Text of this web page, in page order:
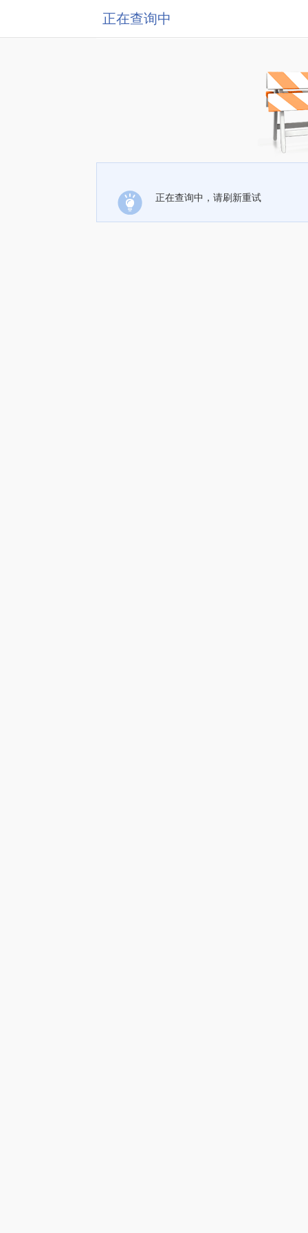
正在查询中
正在查询中，请刷新重试